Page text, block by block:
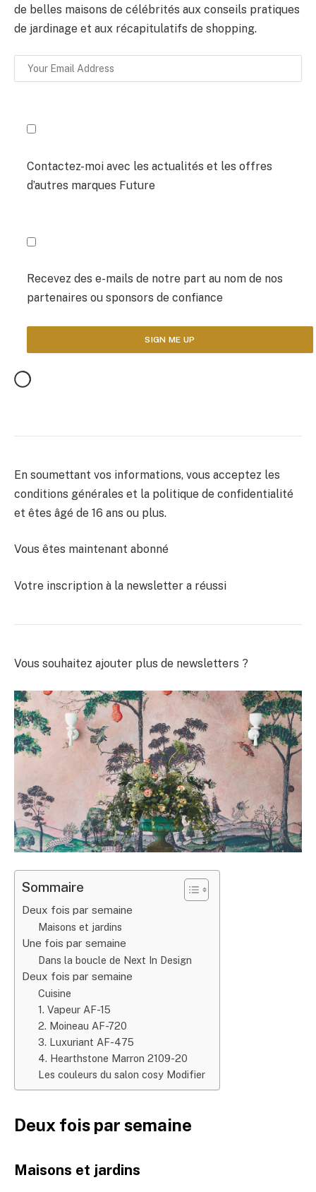
de belles maisons de célébrités aux conseils pratiques
de jardinage et aux récapitulatifs de shopping.
Contactez-moi avec les actualités et les offres
d’autres marques Future
Recevez des e-mails de notre part au nom de nos
partenaires ou sponsors de confiance
En soumettant vos informations, vous acceptez les
conditions générales et la politique de confidentialité
et êtes âgé de 16 ans ou plus.
Vous êtes maintenant abonné
Votre inscription à la newsletter a réussi
Vous souhaitez ajouter plus de newsletters ?
Sommaire
Deux fois par semaine
Maisons et jardins
Une fois par semaine
Dans la boucle de Next In Design
Deux fois par semaine
Cuisine
1. Vapeur AF-15
2. Moineau AF-720
3. Luxuriant AF-475
4. Hearthstone Marron 2109-20
Les couleurs du salon cosy Modifier
Deux fois par semaine
Maisons et jardins